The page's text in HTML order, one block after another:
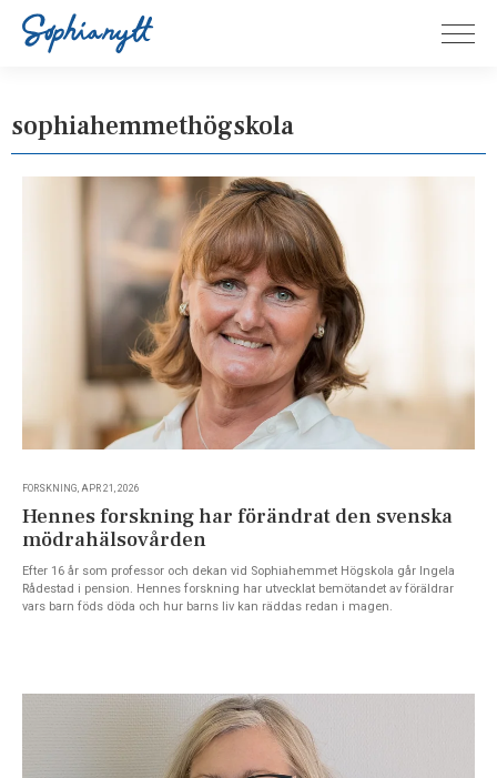
sophiahemmethögskola
FORSKNING, APR 21, 2026
Hennes forskning har förändrat den svenska
mödrahälsovården
Efter 16 år som professor och dekan vid Sophiahemmet Högskola går Ingela
Rådestad i pension. Hennes forskning har utvecklat bemötandet av föräldrar
vars barn föds döda och hur barns liv kan räddas redan i magen.